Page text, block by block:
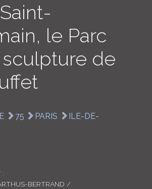
ENGLISH
le Parc
de
75 PARIS
ILE-DE-
:
BERTRAND /